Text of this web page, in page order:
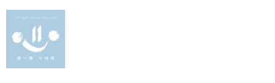
Skip
content